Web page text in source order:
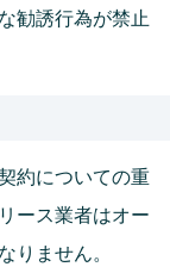
勧誘行為が禁止
約についての重
ース業者はオー
りません。